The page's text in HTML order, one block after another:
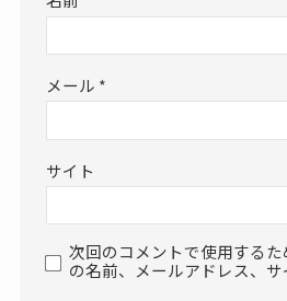
メール *
サイト
次回のコメントで使用する
の名前、メールアドレス、サ